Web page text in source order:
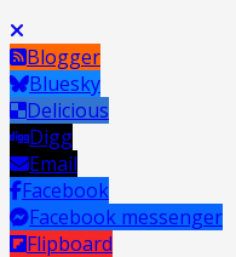
Blogger
Bluesky
Delicious
Digg
Email
Facebook
Facebook messenger
Flipboard